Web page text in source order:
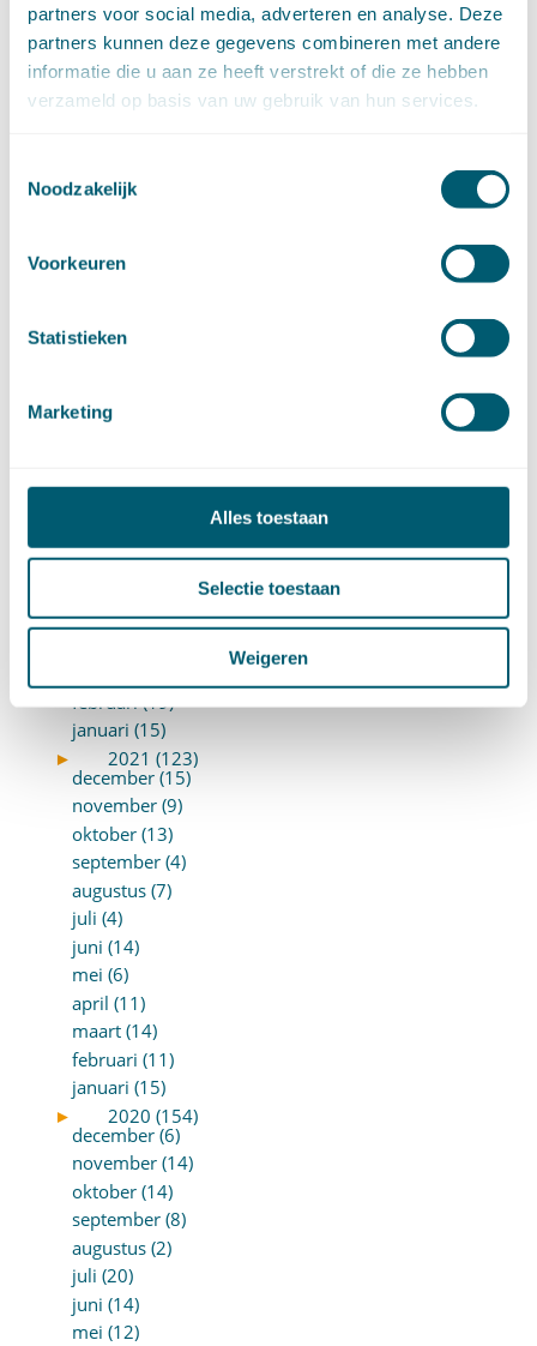
partners voor social media, adverteren en analyse. Deze
partners kunnen deze gegevens combineren met andere
informatie die u aan ze heeft verstrekt of die ze hebben
verzameld op basis van uw gebruik van hun services.
Noodzakelijk
Voorkeuren
Statistieken
Marketing
Alles toestaan
Selectie toestaan
Weigeren
januari (18)
►
2023 (177)
december (12)
november (16)
oktober (17)
juli (19)
mei (9)
februari (16)
►
december (13)
juli (16)
mei (11)
februari (19)
januari (15)
►
2021 (123)
december (15)
november (9)
oktober (13)
september (4)
augustus (7)
juli (4)
juni (14)
mei (6)
april (11)
maart (14)
februari (11)
januari (15)
►
2020 (154)
december (6)
november (14)
oktober (14)
september (8)
augustus (2)
juli (20)
juni (14)
mei (12)